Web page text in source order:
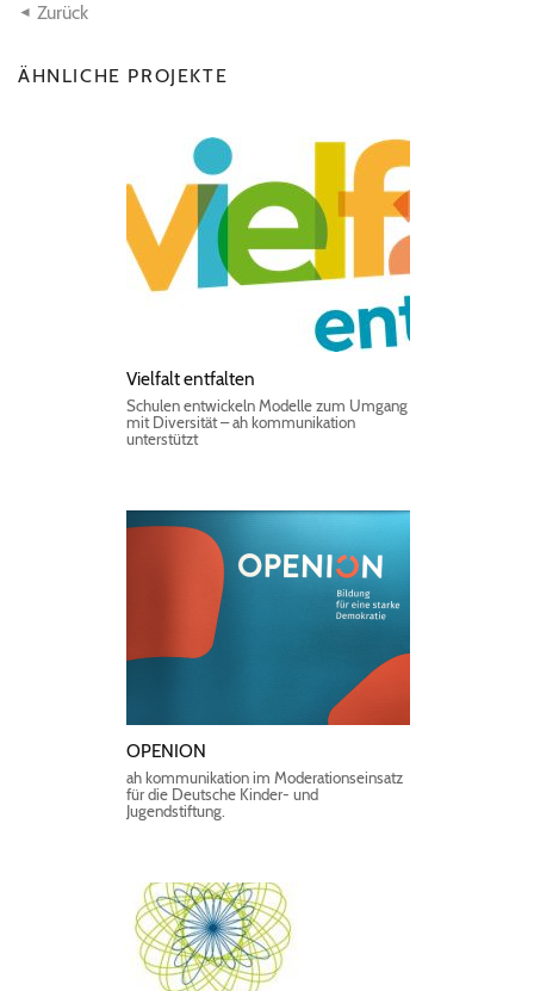
Zurück
ÄHNLICHE PROJEKTE
Vielfalt entfalten
Schulen entwickeln Modelle zum Umgang
mit Diversität – ah kommunikation
unterstützt
OPENION
ah kommunikation im Moderationseinsatz
für die Deutsche Kinder- und
Jugendstiftung.